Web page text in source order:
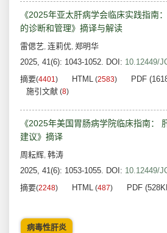
《2025年亚太肝病学会临床实践指南
的诊断和管理》摘译与解读
雷偲艺, 连莉优, 郑明华
2025, 41(6): 1043-1052. DOI: 10.12449/
摘要(4401) HTML (2583) PDF
施引文献 (8)
《2025年美国胃肠病学院临床指南：
建议》摘译
周耘辉, 韩涛
2025, 41(6): 1053-1055. DOI: 10.12449/
摘要(2248) HTML (487) PDF
病毒性肝炎